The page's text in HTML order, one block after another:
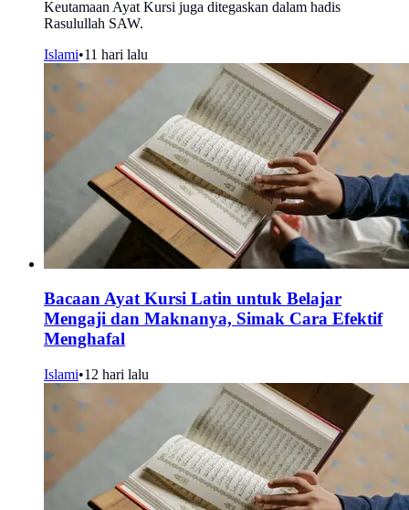
Keutamaan Ayat Kursi juga ditegaskan dalam hadis
Rasulullah SAW.
Islami•11 hari lalu
Bacaan Ayat Kursi Latin untuk Belajar
Mengaji dan Maknanya, Simak Cara Efektif
Menghafal
Islami•12 hari lalu